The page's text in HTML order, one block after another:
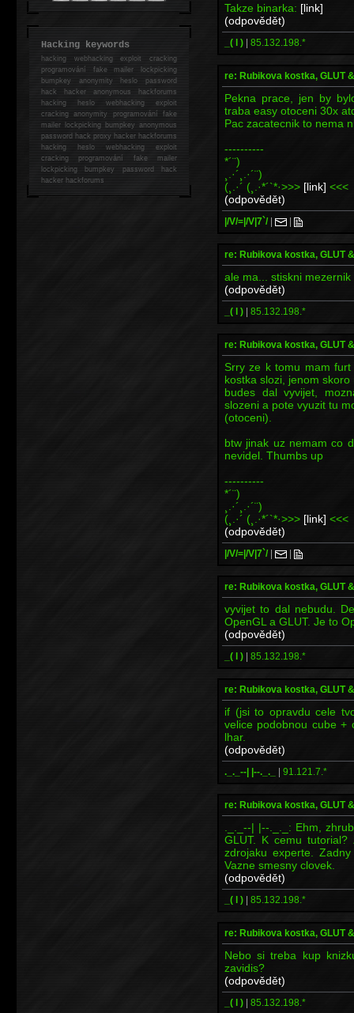
Takze binarka: [link]
(odpovědět)
_( l ) | 85.132.198.*
re: Rubikova kostka, GLUT
Pekna prace, jen by
traba easy otoceni 30x
Pac zacatecnik to nema
----------
*´¨)
¸.·´¸.·´¨)
(¸.·´ (¸.·*´`*·>>> [link] <<<
(odpovědět)
|/V/=|/V|7`/| |
re: Rubikova kostka, GLUT
ale ma... stiskni
(odpovědět)
_( l ) | 85.132.198.*
re: Rubikova kostka, GLUT
Srry ze k tomu mam
kostka slozi, jenom
budes dal vyvijet,
slozeni a pote vyuzit tu
(otoceni).
btw jinak uz nemam co
nevidel. Thumbs up
----------
*´¨)
¸.·´¸.·´¨)
(¸.·´ (¸.·*´`*·>>> [link] <<<
(odpovědět)
|/V/=|/V|7`/ | |
re: Rubikova kostka, GLUT
vyvijet to dal nebudu.
OpenGL a GLUT. Je to
(odpovědět)
_( l ) | 85.132.198.*
re: Rubikova kostka, GLUT
if (jsi to opravdu cele
velice podobnou cube
lhar.
(odpovědět)
._._--| |--._._ | 91.121.7.*
re: Rubikova kostka, GLUT
._._--| |--._._: Ehm,
GLUT. K cemu
zdrojaku experte.
Vazne smesny clovek.
(odpovědět)
_( l ) | 85.132.198.*
re: Rubikova kostka, GLUT
Nebo si treba kup
zavidis?
(odpovědět)
_( l ) | 85.132.198.*
Hacking keywords
hackingwebhacking exploit cracking
programování fake mailer lockpicking
bumpkey anonymity heslo password
hackhacker anonymous hackforums
hackingheslo webhacking exploit
cracking anonymity programování fake
mailer lockpicking bumpkey anonymous
password hack proxy hacker hackforums
hacking heslo webhacking exploit
cracking programování fake mailer
lockpicking bumpkey password hack
hackerhackforums